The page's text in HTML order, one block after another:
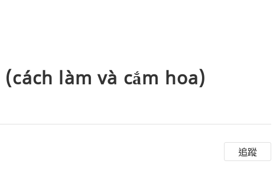
làm và cắm hoa)
追蹤